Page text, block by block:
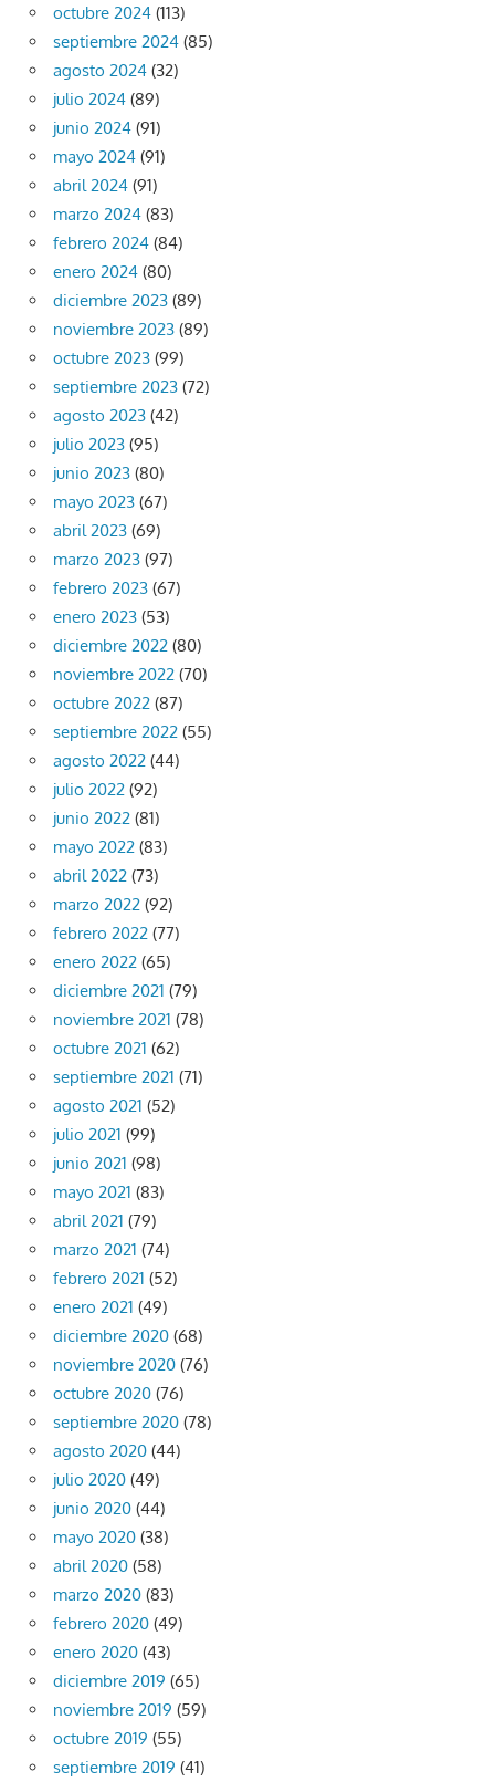
octubre 2024 (113)
septiembre 2024 (85)
agosto 2024 (32)
julio 2024 (89)
junio 2024 (91)
mayo 2024 (91)
abril 2024 (91)
marzo 2024 (83)
febrero 2024 (84)
enero 2024 (80)
diciembre 2023 (89)
noviembre 2023 (89)
octubre 2023 (99)
septiembre 2023 (72)
agosto 2023 (42)
julio 2023 (95)
junio 2023 (80)
mayo 2023 (67)
abril 2023 (69)
marzo 2023 (97)
febrero 2023 (67)
enero 2023 (53)
diciembre 2022 (80)
noviembre 2022 (70)
octubre 2022 (87)
septiembre 2022 (55)
agosto 2022 (44)
julio 2022 (92)
junio 2022 (81)
mayo 2022 (83)
abril 2022 (73)
marzo 2022 (92)
febrero 2022 (77)
enero 2022 (65)
diciembre 2021 (79)
noviembre 2021 (78)
octubre 2021 (62)
septiembre 2021 (71)
agosto 2021 (52)
julio 2021 (99)
junio 2021 (98)
mayo 2021 (83)
abril 2021 (79)
marzo 2021 (74)
febrero 2021 (52)
enero 2021 (49)
diciembre 2020 (68)
noviembre 2020 (76)
octubre 2020 (76)
septiembre 2020 (78)
agosto 2020 (44)
julio 2020 (49)
junio 2020 (44)
mayo 2020 (38)
abril 2020 (58)
marzo 2020 (83)
febrero 2020 (49)
enero 2020 (43)
diciembre 2019 (65)
noviembre 2019 (59)
octubre 2019 (55)
septiembre 2019 (41)